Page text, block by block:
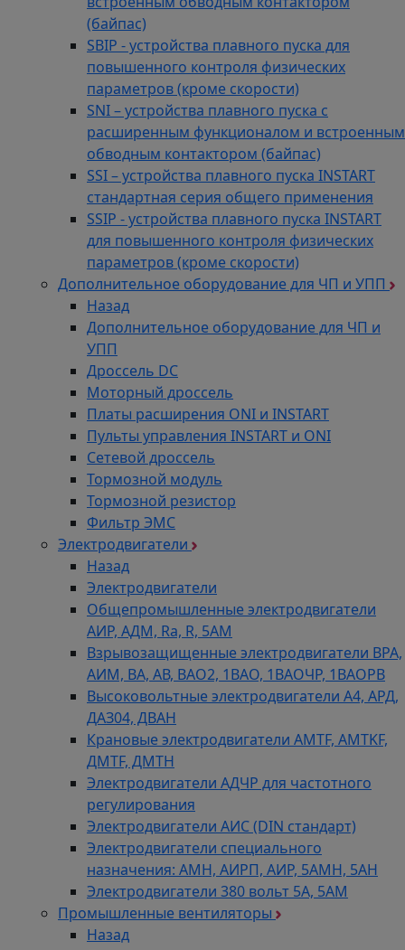
Мы предоставляем детальные консультации по
всем техническим вопросам, помогаем
подобрать вентилятор для конкретного
помещения или технологического процесса.
Вентиляторы серии YWF завоевали популярность
благодаря оптимальному сочетанию
производительности, надежности и доступной
цены. Компактные размеры позволяют
устанавливать их там, где другое оборудование
не подходит. Минимальный уровень шума
обеспечивает комфортные условия в жилых и
офисных помещениях. Долгий ресурс работы
гарантирует экономию на замене оборудования.
Простота монтажа и обслуживания снижает
затраты на установку и техническое
обслуживание.
Поставка вентиляторов YWF от
Группы Компаний "ТехЭксперт"
Группа Компаний "ТехЭксперт" предлагает
вентиляторы YWF по уникально низким ценам
напрямую от производителя. Мы осуществляем
поставку оптом от 3 штук и в розницу. Доставка
вентиляторов YWF производится по всей России
в сроки от 1 до 7 дней в зависимости от региона.
При оптовых закупках предоставляются
специальные скидки. Каждый вентилятор
проходит входной контроль качества перед
отправкой клиенту.
(байпас)
SBIP - устройства плавного пуска для
повышенного контроля физических
параметров (кроме скорости)
SNI – устройства плавного пуска с
расширенным функционалом и встроенным
обводным контактором (байпас)
SSI – устройства плавного пуска INSTART
стандартная серия общего применения
SSIP - устройства плавного пуска INSTART
для повышенного контроля физических
параметров (кроме скорости)
Дополнительное оборудование для ЧП и УПП
Назад
Дополнительное оборудование для ЧП и
УПП
Дроссель DC
Моторный дроссель
Платы расширения ONI и INSTART
Пульты управления INSTART и ONI
Сетевой дроссель
Тормозной модуль
Тормозной резистор
Фильтр ЭМС
Электродвигатели
Назад
Электродвигатели
Общепромышленные электродвигатели
АИР, АДМ, Ra, R, 5AM
Взрывозащищенные электродвигатели ВРА,
АИМ, ВА, АВ, ВАO2, 1ВАО, 1ВАОЧР, 1ВАОРВ
Высоковольтные электродвигатели A4, АРД,
ДАЗ04, ДВАН
Крановые электродвигатели AMTF, AMTKF,
ДMTF, ДМТН
Электродвигатели АДЧР для частотного
регулирования
Электродвигатели АИС (DIN стандарт)
Электродвигатели специального
назначения: АМН, АИРП, АИР, 5АМН, 5АН
Электродвигатели 380 вольт 5А, 5АМ
Промышленные вентиляторы
Назад